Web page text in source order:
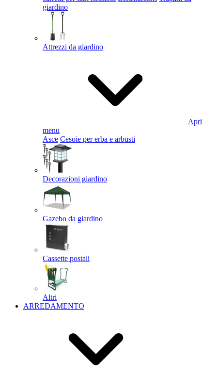
giardino
Attrezzi da giardino
Apri
menu
Asce Cesoie per erba e arbusti
Decorazioni giardino
Gazebo da giardino
Cassette postali
Altri
ARREDAMENTO